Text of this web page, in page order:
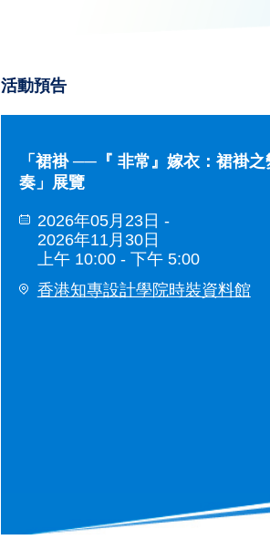
活動預告
香港知專設計學院年度設計展2026
2026年09月23日
上午 10:00 - 下午 8:00
香港知專設計學院